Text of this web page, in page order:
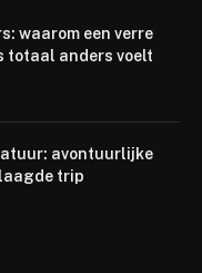
waarom een verre
totaal anders voelt
avontuurlijke
trip